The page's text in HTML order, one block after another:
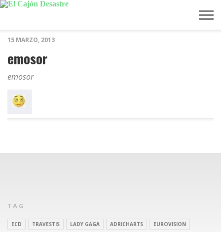
15 MARZO, 2013
emosor
emosor
TAG
ECD TRAVESTIS LADY GAGA ADRICHARTS
EUROVISION